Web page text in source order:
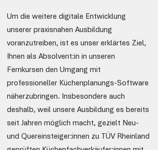
Um die weitere digitale Entwicklung
unserer praxisnahen Ausbildung
voranzutreiben, ist es unser erklärtes Ziel,
Ihnen als Absolvent:in in unseren
Fernkursen den Umgang mit
professioneller Küchenplanungs-Software
näherzubringen. Insbesondere auch
deshalb, weil unsere Ausbildung es bereits
seit Jahren möglich macht, gezielt Neu-
und Quereinsteiger:innen zu TÜV Rheinland